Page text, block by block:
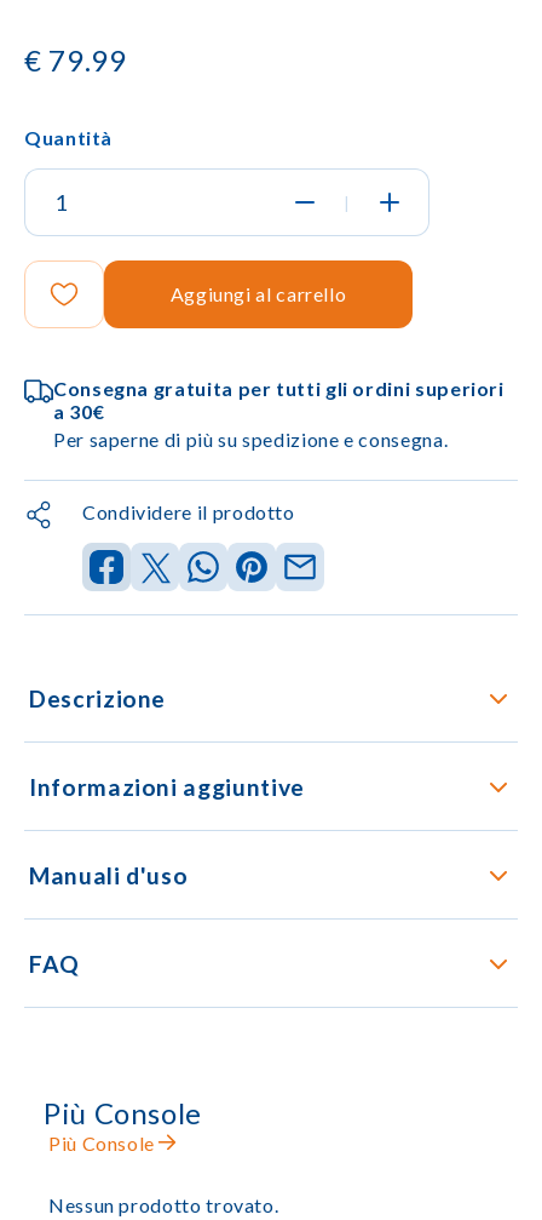
€ 79.99
Quantità
|
Aggiungi al carrello
Consegna gratuita per tutti gli ordini superiori
a 30€
Per saperne di più su spedizione e consegna.
Condividere il prodotto
Descrizione
Informazioni aggiuntive
Manuali d'uso
FAQ
Più Console
Più Console
Nessun prodotto trovato.